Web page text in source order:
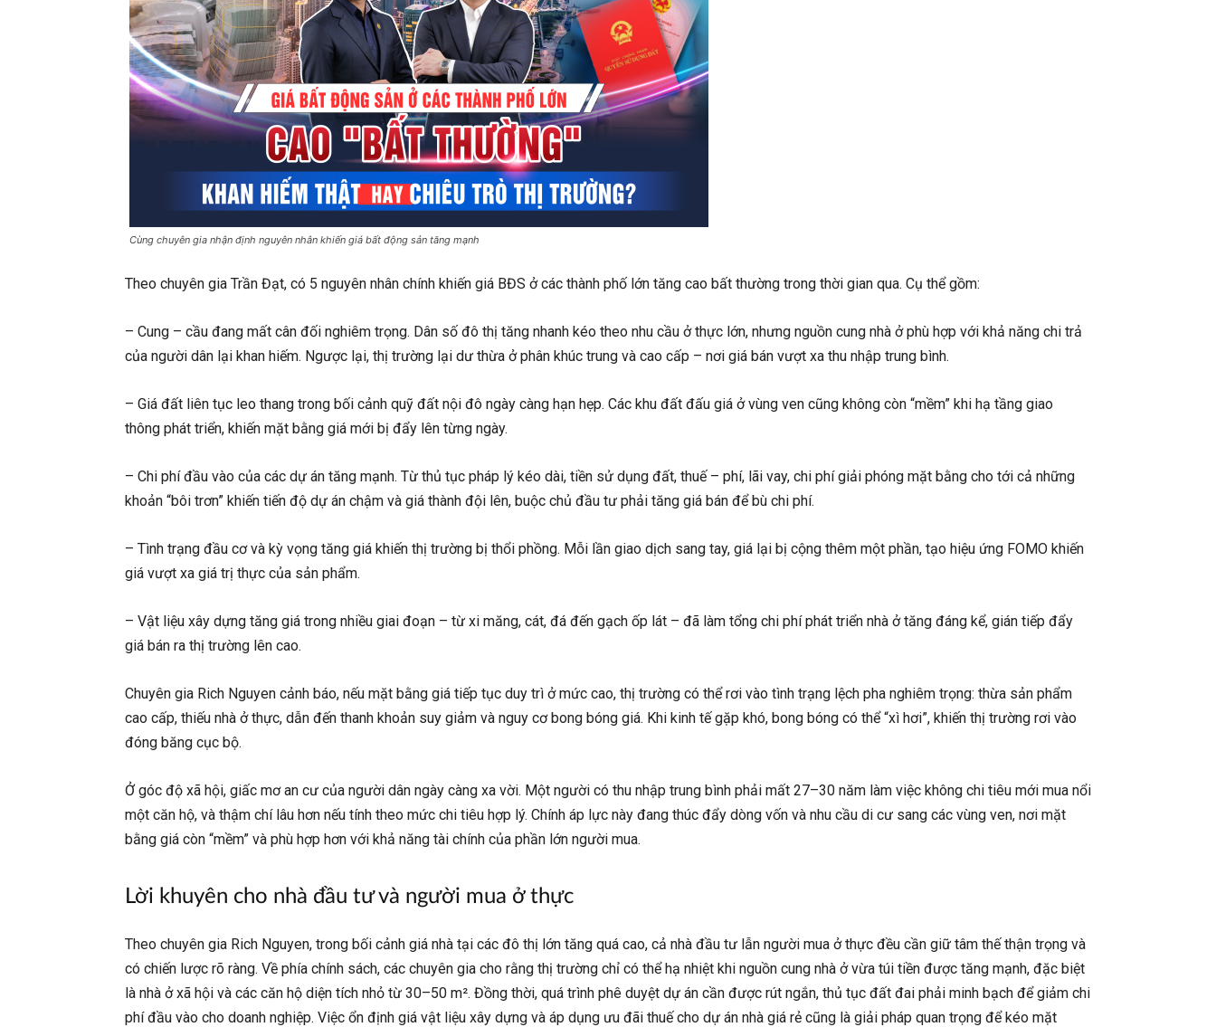
Cùng chuyên gia nhận định nguyên nhân khiến giá bất động sản tăng mạnh
Theo chuyên gia Trần Đạt, có 5 nguyên nhân chính khiến giá BĐS ở các thành phố lớn tăng cao bất thường trong thời gian qua. Cụ thể gồm:
– Cung – cầu đang mất cân đối nghiêm trọng. Dân số đô thị tăng nhanh kéo theo nhu cầu ở thực lớn, nhưng nguồn cung nhà ở phù hợp với khả năng chi trả
của người dân lại khan hiếm. Ngược lại, thị trường lại dư thừa ở phân khúc trung và cao cấp – nơi giá bán vượt xa thu nhập trung bình.
– Giá đất liên tục leo thang trong bối cảnh quỹ đất nội đô ngày càng hạn hẹp. Các khu đất đấu giá ở vùng ven cũng không còn “mềm” khi hạ tầng giao
thông phát triển, khiến mặt bằng giá mới bị đẩy lên từng ngày.
– Chi phí đầu vào của các dự án tăng mạnh. Từ thủ tục pháp lý kéo dài, tiền sử dụng đất, thuế – phí, lãi vay, chi phí giải phóng mặt bằng cho tới cả những
khoản “bôi trơn” khiến tiến độ dự án chậm và giá thành đội lên, buộc chủ đầu tư phải tăng giá bán để bù chi phí.
– Tình trạng đầu cơ và kỳ vọng tăng giá khiến thị trường bị thổi phồng. Mỗi lần giao dịch sang tay, giá lại bị cộng thêm một phần, tạo hiệu ứng FOMO khiến
giá vượt xa giá trị thực của sản phẩm.
– Vật liệu xây dựng tăng giá trong nhiều giai đoạn – từ xi măng, cát, đá đến gạch ốp lát – đã làm tổng chi phí phát triển nhà ở tăng đáng kể, gián tiếp đẩy
giá bán ra thị trường lên cao.
Chuyên gia Rich Nguyen cảnh báo, nếu mặt bằng giá tiếp tục duy trì ở mức cao, thị trường có thể rơi vào tình trạng lệch pha nghiêm trọng: thừa sản phẩm
cao cấp, thiếu nhà ở thực, dẫn đến thanh khoản suy giảm và nguy cơ bong bóng giá. Khi kinh tế gặp khó, bong bóng có thể “xì hơi”, khiến thị trường rơi vào
đóng băng cục bộ.
Ở góc độ xã hội, giấc mơ an cư của người dân ngày càng xa vời. Một người có thu nhập trung bình phải mất 27–30 năm làm việc không chi tiêu mới mua nổi
một căn hộ, và thậm chí lâu hơn nếu tính theo mức chi tiêu hợp lý. Chính áp lực này đang thúc đẩy dòng vốn và nhu cầu di cư sang các vùng ven, nơi mặt
bằng giá còn “mềm” và phù hợp hơn với khả năng tài chính của phần lớn người mua.
Lời khuyên cho nhà đầu tư và người mua ở thực
Theo chuyên gia Rich Nguyen, trong bối cảnh giá nhà tại các đô thị lớn tăng quá cao, cả nhà đầu tư lẫn người mua ở thực đều cần giữ tâm thế thận trọng và
có chiến lược rõ ràng. Về phía chính sách, các chuyên gia cho rằng thị trường chỉ có thể hạ nhiệt khi nguồn cung nhà ở vừa túi tiền được tăng mạnh, đặc biệt
là nhà ở xã hội và các căn hộ diện tích nhỏ từ 30–50 m². Đồng thời, quá trình phê duyệt dự án cần được rút ngắn, thủ tục đất đai phải minh bạch để giảm chi
phí đầu vào cho doanh nghiệp. Việc ổn định giá vật liệu xây dựng và áp dụng ưu đãi thuế cho dự án nhà giá rẻ cũng là giải pháp quan trọng để kéo mặt